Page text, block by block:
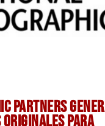
PARTNERS
ORIGINALES PARA